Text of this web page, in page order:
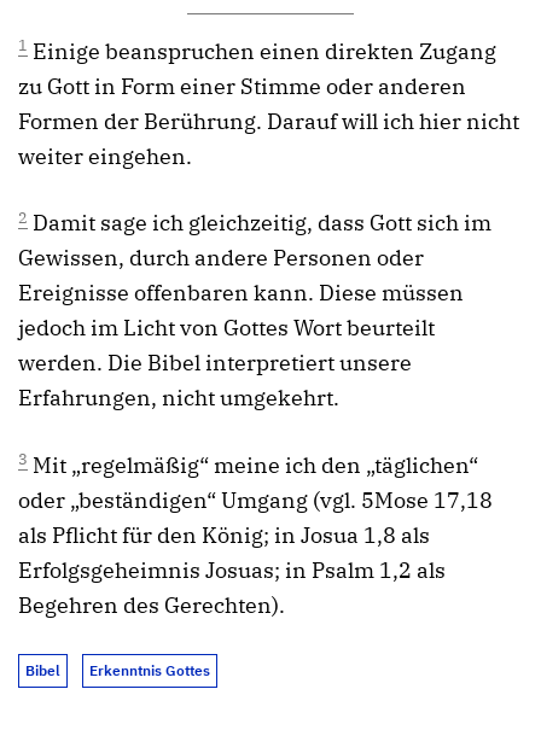
1 Einige beanspruchen einen direkten Zugang
zu Gott in Form einer Stimme oder anderen
Formen der Berührung. Darauf will ich hier nicht
weiter eingehen.
2 Damit sage ich gleichzeitig, dass Gott sich im
Gewissen, durch andere Personen oder
Ereignisse offenbaren kann. Diese müssen
jedoch im Licht von Gottes Wort beurteilt
werden. Die Bibel interpretiert unsere
Erfahrungen, nicht umgekehrt.
3 Mit „regelmäßig“ meine ich den „täglichen“
oder „beständigen“ Umgang (vgl. 5Mose 17,18
als Pflicht für den König; in Josua 1,8 als
Erfolgsgeheimnis Josuas; in Psalm 1,2 als
Begehren des Gerechten).
Bibel Erkenntnis Gottes